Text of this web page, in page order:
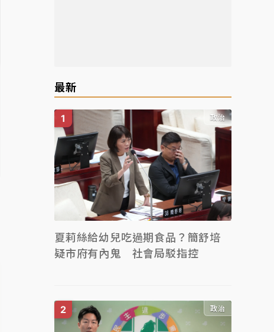
最新
政治
夏莉絲給幼兒吃過期食品？簡舒培
疑市府有內鬼 社會局駁指控
政治